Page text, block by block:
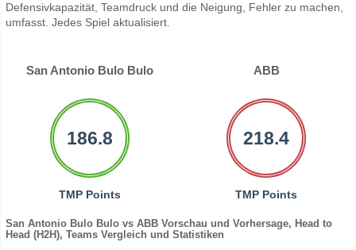
Defensivkapazität, Teamdruck und die Neigung, Fehler zu machen,
umfasst. Jedes Spiel aktualisiert.
San Antonio Bulo Bulo ABB
186.8
TMP Points
218.4
TMP Points
San Antonio Bulo Bulo vs ABB Vorschau und Vorhersage, Head to
Head (H2H), Teams Vergleich und Statistiken